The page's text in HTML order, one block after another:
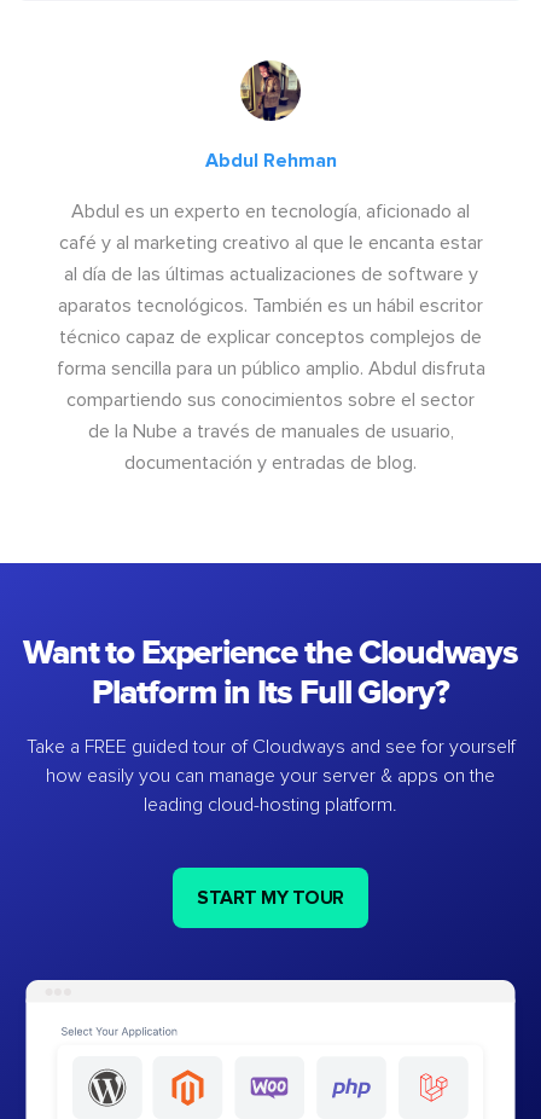
Abdul Rehman
Abdul es un experto en tecnología, aficionado al
café y al marketing creativo al que le encanta estar
al día de las últimas actualizaciones de software y
aparatos tecnológicos. También es un hábil escritor
técnico capaz de explicar conceptos complejos de
forma sencilla para un público amplio. Abdul disfruta
compartiendo sus conocimientos sobre el sector
de la Nube a través de manuales de usuario,
documentación y entradas de blog.
Want to Experience the Cloudways
Platform in Its Full Glory?
Take a FREE guided tour of Cloudways and see for yourself
how easily you can manage your server & apps on the
leading cloud-hosting platform.
START MY TOUR